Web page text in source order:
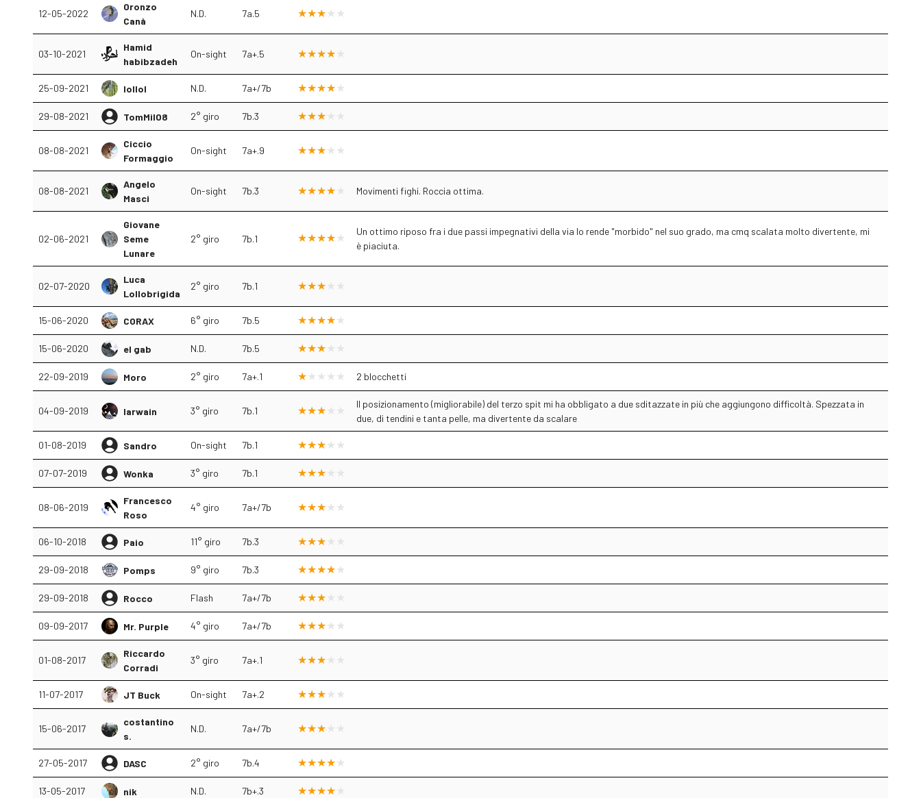
12-05-2022
Oronzo
Canà
N.D. 7a.5
03-10-2021
Hamid
habibzadeh
On-sight 7a+.5
25-09-2021 lollol N.D. 7a+/7b
29-08-2021 TomMil08 2° giro 7b.3
08-08-2021
Ciccio
Formaggio
On-sight 7a+.9
08-08-2021
Angelo
Masci
On-sight 7b.3 Movimenti fighi. Roccia ottima.
02-06-2021
Giovane
Seme
Lunare
2° giro 7b.1
Un ottimo riposo fra i due passi impegnativi della via lo rende "morbido" nel suo grado, ma cmq scalata molto divertente, mi
è piaciuta.
02-07-2020
Luca
Lollobrigida
2° giro 7b.1
15-06-2020 CORAX 6° giro 7b.5
15-06-2020 el gab N.D. 7b.5
22-09-2019 Moro 2° giro 7a+.1 2 blocchetti
04-09-2019 Iarwain 3° giro 7b.1
Il posizionamento (migliorabile) del terzo spit mi ha obbligato a due sditazzate in più che aggiungono difficoltà. Spezzata in
due, di tendini e tanta pelle, ma divertente da scalare
01-08-2019 Sandro On-sight 7b.1
07-07-2019 Wonka 3° giro 7b.1
08-06-2019
Francesco
Roso
4° giro 7a+/7b
06-10-2018 Paio 11° giro 7b.3
29-09-2018 Pomps 9° giro 7b.3
29-09-2018 Rocco Flash 7a+/7b
09-09-2017 Mr. Purple 4° giro 7a+/7b
01-08-2017
Riccardo
Corradi
3° giro 7a+.1
11-07-2017 JT Buck On-sight 7a+.2
15-06-2017
costantino
s.
N.D. 7a+/7b
27-05-2017 DASC 2° giro 7b.4
13-05-2017 nik N.D. 7b+.3